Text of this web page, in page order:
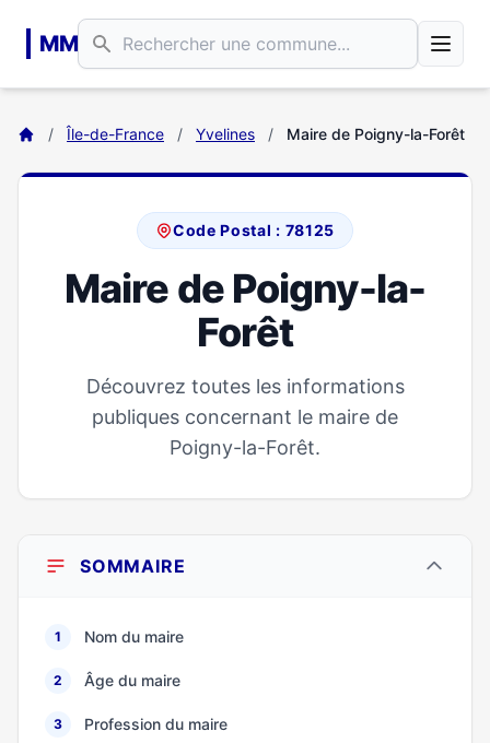
MM
/ Île-de-France / Yvelines / Maire de Poigny-la-Forêt
Code Postal : 78125
Maire de Poigny-la-
Forêt
Découvrez toutes les informations
publiques concernant le maire de
Poigny-la-Forêt.
SOMMAIRE
1 Nom du maire
2 Âge du maire
3 Profession du maire